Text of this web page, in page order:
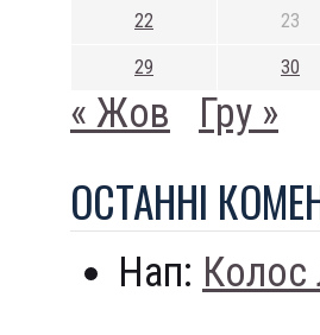
22 23
29 30
« Жов Гру »
ОСТАННI
Нап: Колос